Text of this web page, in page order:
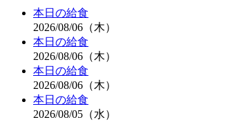
本日の給食
2026/08/06（木）
本日の給食
2026/08/06（木）
本日の給食
2026/08/06（木）
本日の給食
2026/08/05（水）